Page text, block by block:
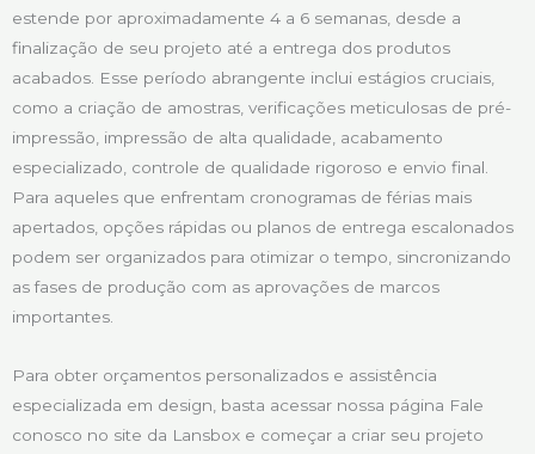
estende por aproximadamente 4 a 6 semanas, desde a
finalização de seu projeto até a entrega dos produtos
acabados. Esse período abrangente inclui estágios cruciais,
como a criação de amostras, verificações meticulosas de pré-
impressão, impressão de alta qualidade, acabamento
especializado, controle de qualidade rigoroso e envio final.
Para aqueles que enfrentam cronogramas de férias mais
apertados, opções rápidas ou planos de entrega escalonados
podem ser organizados para otimizar o tempo, sincronizando
as fases de produção com as aprovações de marcos
importantes.
Para obter orçamentos personalizados e assistência
especializada em design, basta acessar nossa página Fale
conosco no site da Lansbox e começar a criar seu projeto